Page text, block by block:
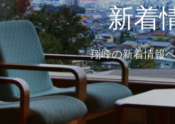
新着
翔峰の新着情報